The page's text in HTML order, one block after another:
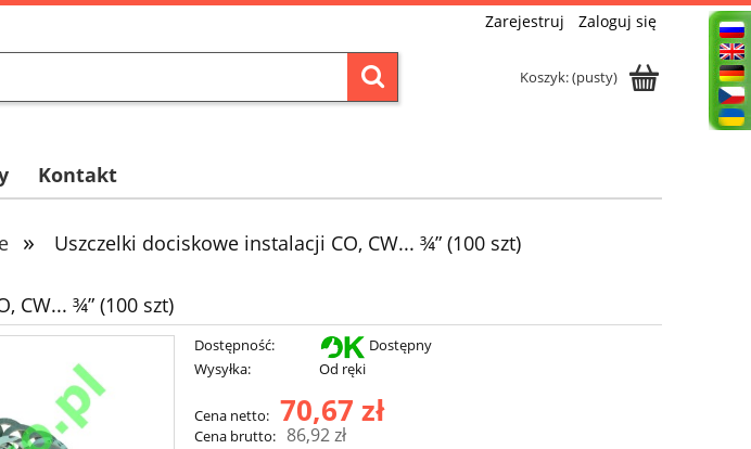
Zarejestruj Zaloguj się
Koszyk:(pusty)
Kontakt
» Uszczelki dociskowe instalacji CO, CW... ¾” (100 szt)
CW... ¾” (100 szt)
Dostępność:
Dostępny
Wysyłka:
Od ręki
Cena netto: 70,67 zł
Cena brutto: 86,92 zł